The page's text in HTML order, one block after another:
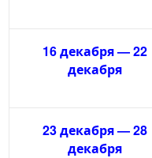
16 декабря — 22
декабря
23 декабря — 28
декабря